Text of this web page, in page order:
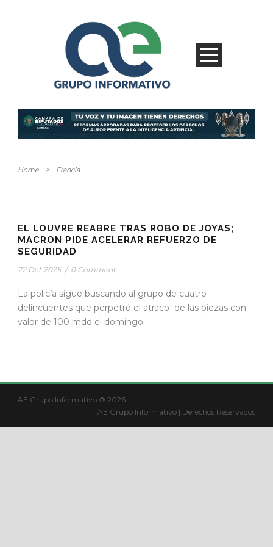
Home > Francia
EL LOUVRE REABRE TRAS ROBO DE JOYAS;
MACRON PIDE ACELERAR REFUERZO DE
SEGURIDAD
22 Oct 2025 / 0 Comment
La policía sigue buscando al grupo de cuatro
delincuentes que perpetró el atraco de las piezas con
valor de 100 mdd el domingo
AE Grupo Informativo ® 2026
AE Grupo Informativo | Derechos Reservados